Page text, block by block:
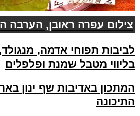
צילום עפרה ראובן, הערבה
לביבות תפוחי אדמה,
בליווי מטבל שמנת ופלפלים
המתכון באדיבות שף ינון
התיכונה